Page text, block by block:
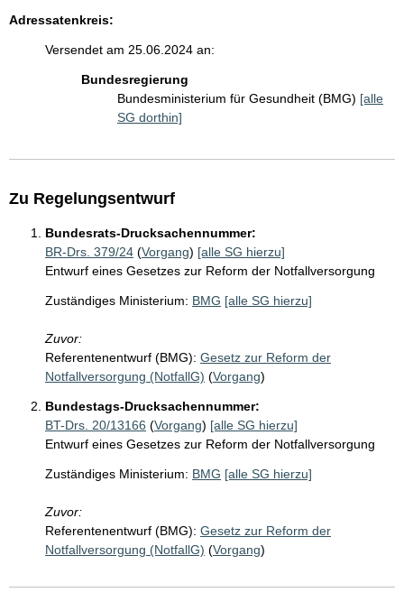
Adressatenkreis:
Versendet am 25.06.2024 an:
Bundesregierung
Bundesministerium für Gesundheit (BMG) [alle
SG dorthin]
Zu Regelungsentwurf
Bundesrats-Drucksachennummer:
BR-Drs. 379/24 (Vorgang) [alle SG hierzu]
Entwurf eines Gesetzes zur Reform der Notfallversorgung
Zuständiges Ministerium: BMG [alle SG hierzu]
Zuvor:
Referentenentwurf (BMG): Gesetz zur Reform der
Notfallversorgung (NotfallG) (Vorgang)
Bundestags-Drucksachennummer:
BT-Drs. 20/13166 (Vorgang) [alle SG hierzu]
Entwurf eines Gesetzes zur Reform der Notfallversorgung
Zuständiges Ministerium: BMG [alle SG hierzu]
Zuvor:
Referentenentwurf (BMG): Gesetz zur Reform der
Notfallversorgung (NotfallG) (Vorgang)